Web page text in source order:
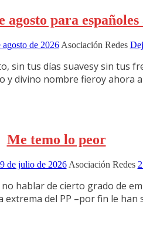
agosto para
agosto de 2026 Asociación Redes
sin tus días suavesy sin
divino nombre fieroy ahora
Me temo lo peor
de julio de 2026 Asociación Redes
hablar de cierto grado de
del PP –por fin le